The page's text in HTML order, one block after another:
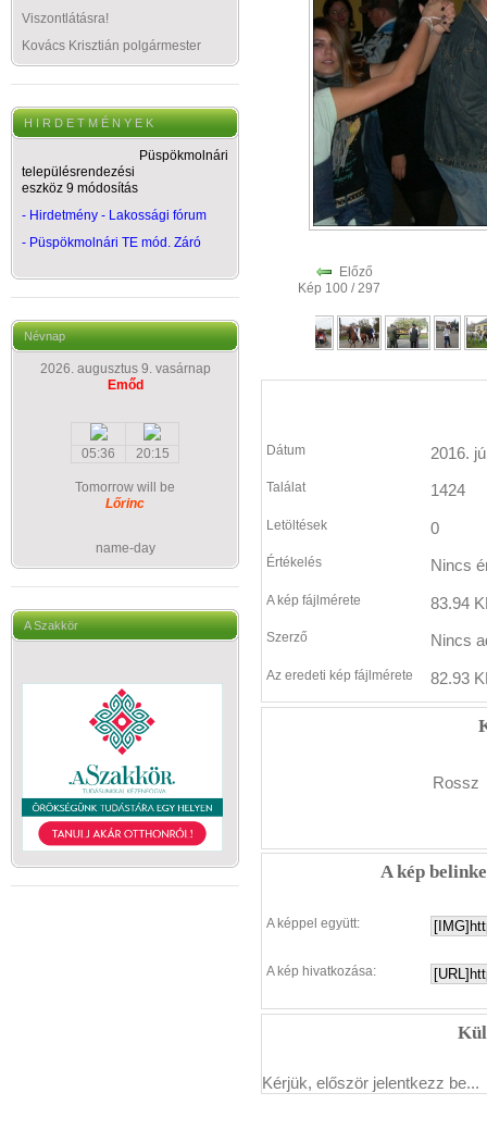
Viszontlátásra!
Kovács Krisztián polgármester
H I R D E T M É N Y E K
Püspökmolnári
településrendezési
eszköz 9 módosítás
- Hirdetmény - Lakossági fórum
- Püspökmolnári TE mód. Záró
Névnap
2026. augusztus 9. vasárnap
Emőd
05:36 20:15
Tomorrow will be
Lőrinc
name-day
A Szakkör
Előző
Kép 100 / 297
Dátum 2016.
Találat 1424
Letöltések 0
Értékelés Nincs
A kép fájlmérete 83.94
Szerző Nincs
Az eredeti kép fájlmérete 82.93
Rossz
A kép
A képpel együtt:
A kép hivatkozása:
Kérjük, először jelentkezz be...